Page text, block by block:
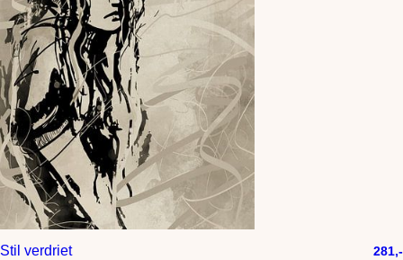
Stil verdriet 281,-